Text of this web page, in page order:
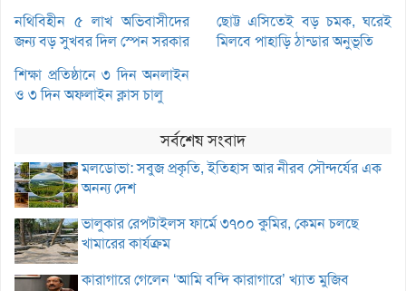
নথিবিহীন ৫ লাখ অভিবাসীদের
জন্য বড় সুখবর দিল স্পেন সরকার
ছোট্ট এসিতেই বড় চমক, ঘরেই
মিলবে পাহাড়ি ঠান্ডার অনুভূতি
শিক্ষা প্রতিষ্ঠানে ৩ দিন অনলাইন
ও ৩ দিন অফলাইন ক্লাস চালু
সর্বশেষ সংবাদ
মলডোভা: সবুজ প্রকৃতি, ইতিহাস আর নীরব সৌন্দর্যের এক
অনন্য দেশ
ভালুকার রেপটাইলস ফার্মে ৩৭০০ কুমির, কেমন চলছে
খামারের কার্যক্রম
কারাগারে গেলেন ‘আমি বন্দি কারাগারে’ খ্যাত মুজিব